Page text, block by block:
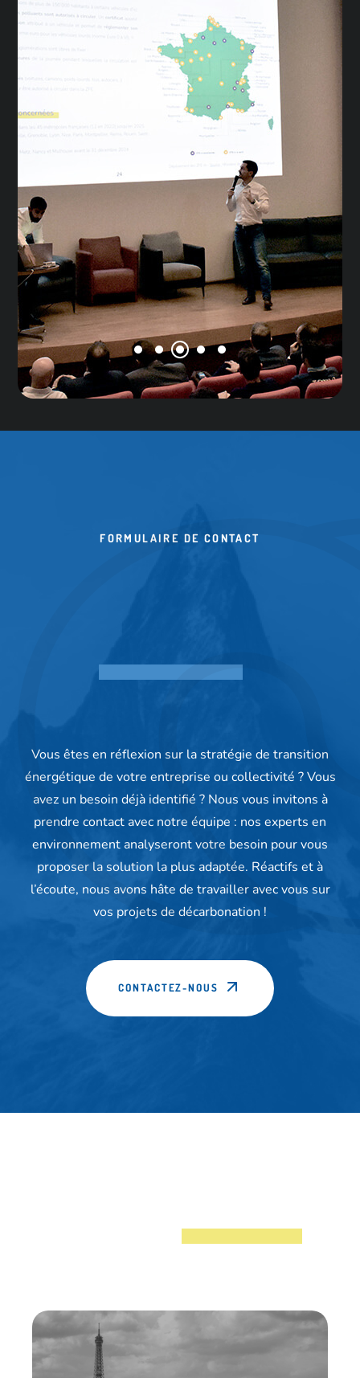
FORMULAIRE DE CONTACT
Vous êtes en réflexion sur la stratégie de transition
énergétique de votre entreprise ou collectivité ? Vous
avez un besoin déjà identifié ? Nous vous invitons à
prendre contact avec notre équipe : nos experts en
environnement analyseront votre besoin pour vous
proposer la solution la plus adaptée. Réactifs et à
l’écoute, nous avons hâte de travailler avec vous sur
vos projets de décarbonation !
CONTACTEZ-NOUS